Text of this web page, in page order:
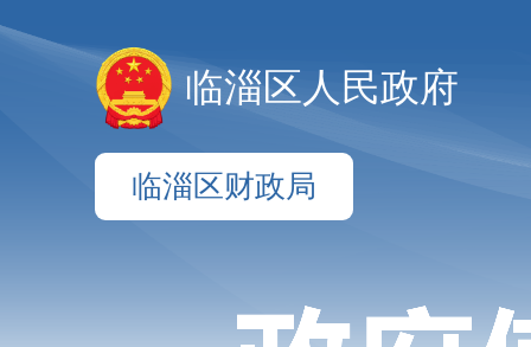
临淄区人民政府
临淄区财政局